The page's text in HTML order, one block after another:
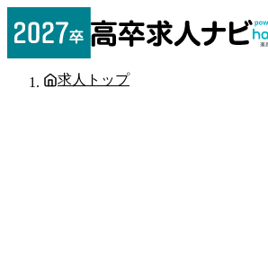
求人トップ